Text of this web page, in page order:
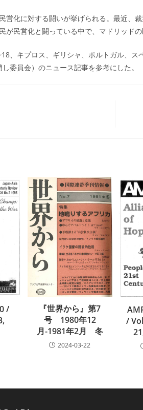
営化に対する闘いが挙げられる。最近、
が民営化と闘っている中で、マドリッドの
、キプロス、ギリシャ、ポルトガル、ス
委員会）のニュース記事を参考にした。
/
『世界から』第7
号 1980年12
月-1981年2月 冬
2024-03-22
/